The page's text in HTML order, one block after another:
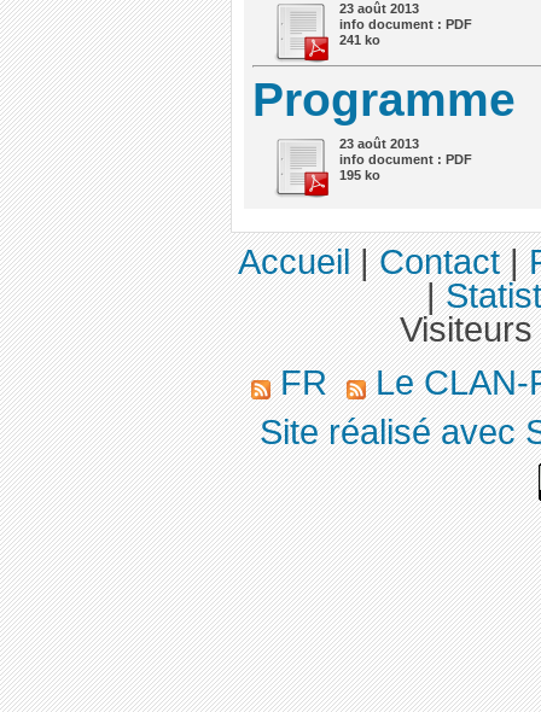
23 août 2013
info document : PDF
241 ko
Programme
23 août 2013
info document : PDF
195 ko
Accueil|Contact|
|
FR
Le CLAN-
Site réalisé avec